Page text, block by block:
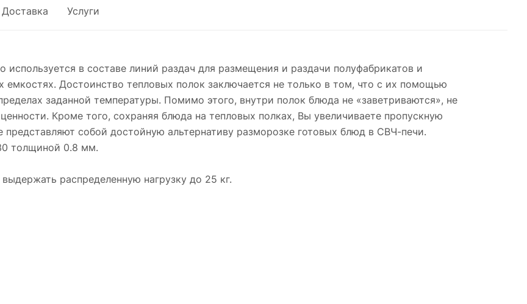
Доставка Услуги
используется в составе линий раздач для размещения и раздачи полуфабрикатов и
емкостях. Достоинство тепловых полок заключается не только в том, что с их помощью
заданной температуры. Помимо этого, внутри полок блюда не «заветриваются», не
Кроме того, сохраняя блюда на тепловых полках, Вы увеличиваете пропускную
собой достойную альтернативу разморозке готовых блюд в СВЧ-печи.
толщиной 0.8 мм.
распределенную нагрузку до 25 кг.